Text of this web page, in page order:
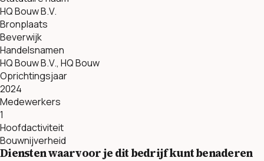
HQ Bouw B.V.
Bronplaats
Beverwijk
Handelsnamen
HQ Bouw B.V., HQ Bouw
Oprichtingsjaar
2024
Medewerkers
1
Hoofdactiviteit
Bouwnijverheid
Diensten waarvoor je dit bedrijf kunt benaderen